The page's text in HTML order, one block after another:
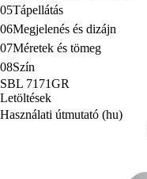
05Tápellátás
06Megjelenés és dizájn
07Méretek és tömeg
08Szín
SBL 7171GR
Letöltések
Használati útmutató (hu)